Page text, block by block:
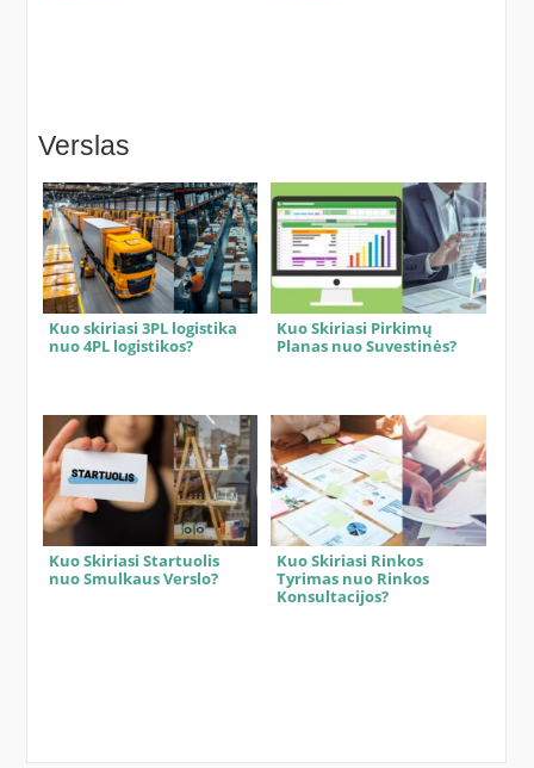
Verslas
Kuo skiriasi 3PL logistika
nuo 4PL logistikos?
Kuo Skiriasi Pirkimų
Planas nuo Suvestinės?
Kuo Skiriasi Startuolis
nuo Smulkaus Verslo?
Kuo Skiriasi Rinkos
Tyrimas nuo Rinkos
Konsultacijos?